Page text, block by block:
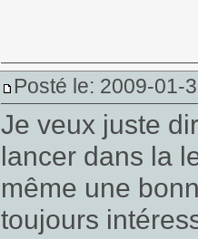
Posté le: 2009-01-
Je veux juste
lancer dans la
même une
toujours